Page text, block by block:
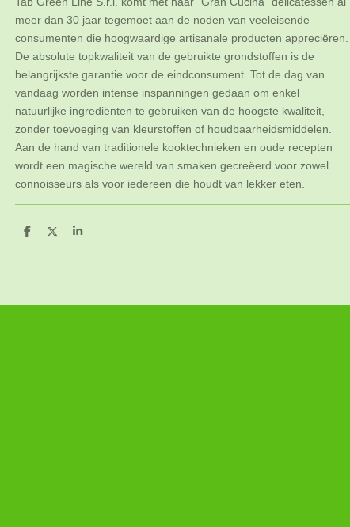
meer dan 30 jaar tegemoet aan de noden van veeleisende
consumenten die hoogwaardige artisanale producten appreciëren.
De absolute topkwaliteit van de gebruikte grondstoffen is de
belangrijkste garantie voor de eindconsument. Tot de dag van
vandaag worden intense inspanningen gedaan om enkel
natuurlijke ingrediënten te gebruiken van de hoogste kwaliteit,
zonder toevoeging van kleurstoffen of houdbaarheidsmiddelen.
Aan de hand van traditionele kooktechnieken en oude recepten
wordt een magische wereld van smaken gecreëerd voor zowel
connoisseurs als voor iedereen die houdt van lekker eten.
D
D
S